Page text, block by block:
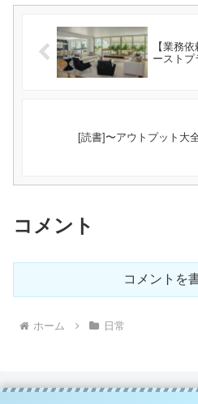
【業務
ーストプ
[読書]〜アウトプット大
コメント
コメントを
ホーム 日常